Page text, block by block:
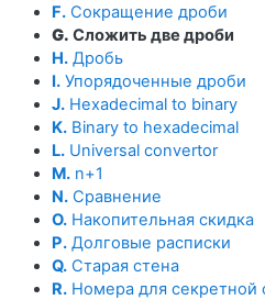
F. Сокращение дроби
G. Сложить две дроби
H. Дробь
I. Упорядоченные дроби
J. Hexadecimal to binary
K. Binary to hexadecimal
L. Universal convertor
M. n+1
N. Сравнение
O. Накопительная скидка
P. Долговые расписки
Q. Старая стена
R. Номера для секретной